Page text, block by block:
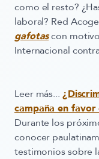
como el resto?
laboral? Red
gafotascon
Internacional
Leer más...
campaña en
Durante los
conocer
testimonios sobre